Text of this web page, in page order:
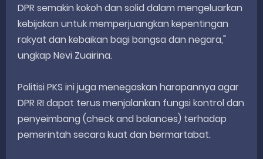
DPR semakin kokoh dan solid dalam mengeluarkan
kebijakan untuk memperjuangkan kepentingan
rakyat dan kebaikan bagi bangsa dan negara,"
ungkap Nevi Zuairina.
Politisi PKS ini juga menegaskan harapannya agar
DPR RI dapat terus menjalankan fungsi kontrol dan
penyeimbang (check and balances) terhadap
pemerintah secara kuat dan bermartabat.